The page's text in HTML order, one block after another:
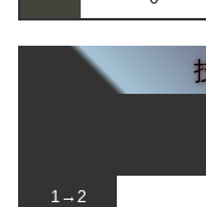
1→2